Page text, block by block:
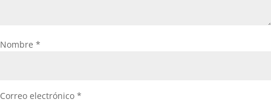
Nombre *
Correo electrónico *